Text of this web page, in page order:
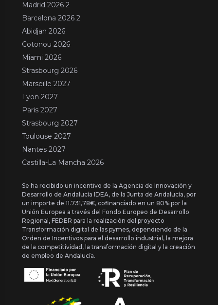
Madrid 2026 2
Barcelona 2026 2
Abidjan 2026
Cotonou 2026
Miami 2026
Strasbourg 2026
Marseille 2027
Lyon 2027
Paris 2027
Strasbourg 2027
Toulouse 2027
Nantes 2027
Castilla-La Mancha 2026
Se ha recibido un incentivo de la Agencia de Innovación y
Desarrollo de Andalucía IDEA, de la Junta de Andalucía, por
un importe de 11.731,78€, cofinanciado en un 80% por la
Unión Europea a través del Fondo Europeo de Desarrollo
Regional, FEDER para la realización del proyecto
Transformación digital de las pymes, dependiendo de la
Orden de Incentivos para el desarrollo industrial, la mejora
de la competitividad, la transformación digital y la creación
de empleo de Andalucía.